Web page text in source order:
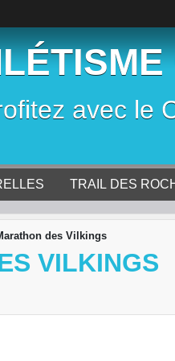
avec le
TRAIL DES
des Vilkings
VILKINGS